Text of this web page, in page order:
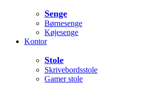
Senge
Børnesenge
Køjesenge
Kontor
Stole
Skrivebordsstole
Gamer stole